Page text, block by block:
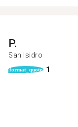
P.
San Isidro
format_quote 1